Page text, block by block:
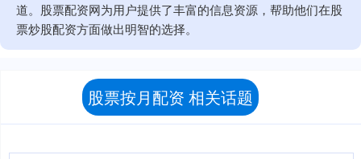
道。股票配资网为用户提供了丰富的信息资源，帮助他们在股
票炒股配资方面做出明智的选择。
股票按月配资 相关话题